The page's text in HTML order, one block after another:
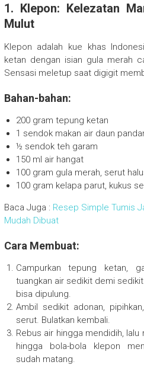
1. Klepon: Kelezatan
Mulut
Klepon adalah kue khas
ketan dengan isian gula merah
Sensasi meletup saat digigit
Bahan-bahan:
200 gram tepung ketan
1 sendok makan air daun
½ sendok teh garam
150 ml air hangat
100 gram gula merah, serut
100 gram kelapa parut, kukus
Baca Juga : Resep Simple Tumis
Mudah Dibuat
Cara Membuat:
Campurkan tepung ketan,
tuangkan air sedikit demi
bisa dipulung.
Ambil sedikit adonan,
serut. Bulatkan kembali.
Rebus air hingga mendidih,
hingga bola-bola klepon
sudah matang.